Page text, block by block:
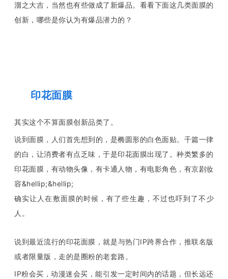
溜之大吉，当然也有些做成了新爆品。看看下面这几类面膜的
创新，哪些是你认为有爆品潜力的？
印花面膜
其实这个不算面膜创新品类了。
说到面膜，人们首先想到的，是椭圆形的白色面贴。千篇一律
的白，让消费者有点乏味，于是印花面膜出现了。种类繁多的
印花面膜，有动物头像，有卡通人物，有电影角色，有京剧妆
容&hellip;&hellip;
确实让人在敷面膜的时候，有了些生趣，不过也吓到了不少
人。
说到最近流行的印花面膜，就是与热门IP跨界合作，推联名版
或者限量版，走的是圈粉的老套路。
IP粉会买，动漫迷会买，能引发一定时间内的话题，但长远还